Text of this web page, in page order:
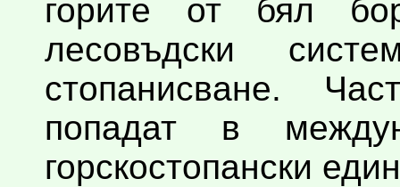
горите от бял
лесовъдски
стопанисване.
попадат в
горскостопански